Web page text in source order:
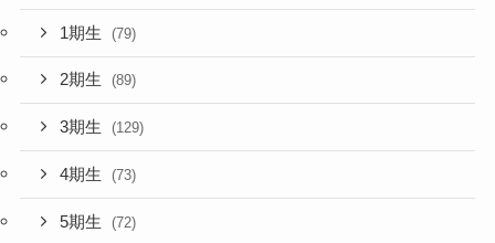
1期生 (79)
2期生 (89)
3期生 (129)
4期生 (73)
5期生 (72)